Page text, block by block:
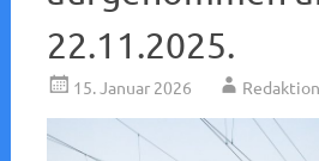
22.11.2025.
15. Januar 2026 Redaktion